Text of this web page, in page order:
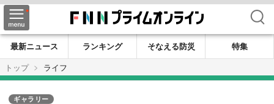
検索
最新ニュース ランキング そなえる防災
特集
トップ
ライフ
ギャラリー